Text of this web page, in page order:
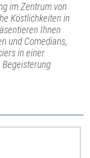
im Zentrum von
Köstlichkeiten in
Ihnen
und Comedians,
in einer
Begeisterung